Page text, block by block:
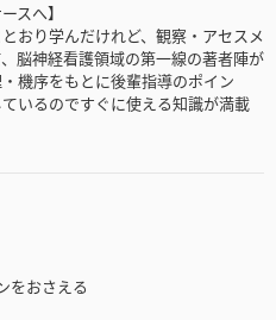
スへ】
おり学んだけれど、観察・アセスメ
脳神経看護領域の第一線の著者陣が
機序をもとに後輩指導のポイン
いるのですぐに使える知識が満載
をおさえる